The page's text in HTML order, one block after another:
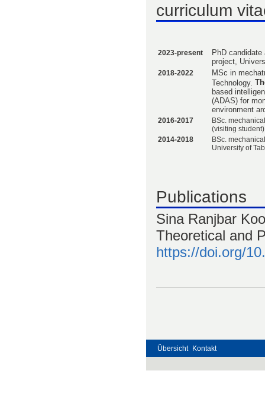
curriculum
2023-present
PhD
project,
2018-2022
MSc in
Technology.
based
(ADAS) for
environment
2016-2017 BSc.
(visiting
2014-2018
BSc.
University of
Publications
Sina Ranjbar
Theoretical and
https://doi.org/
Übersicht Kontakt